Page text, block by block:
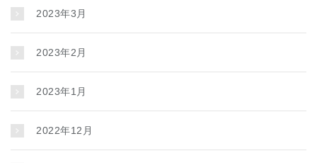
2023年3月
2023年2月
2023年1月
2022年12月